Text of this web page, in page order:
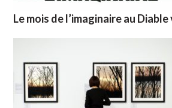
Le mois de l’imaginaire au